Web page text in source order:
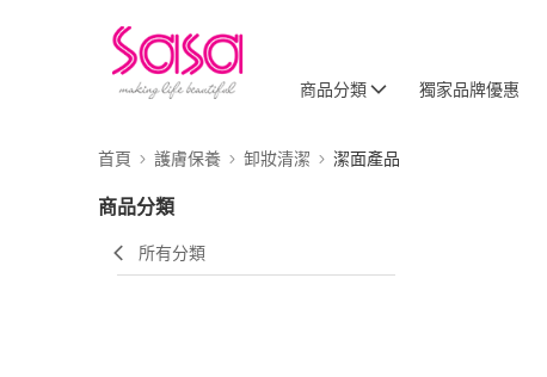
商品分類 獨家品牌優惠
首頁 護膚保養 卸妝清潔 潔面產品
商品分類
所有分類